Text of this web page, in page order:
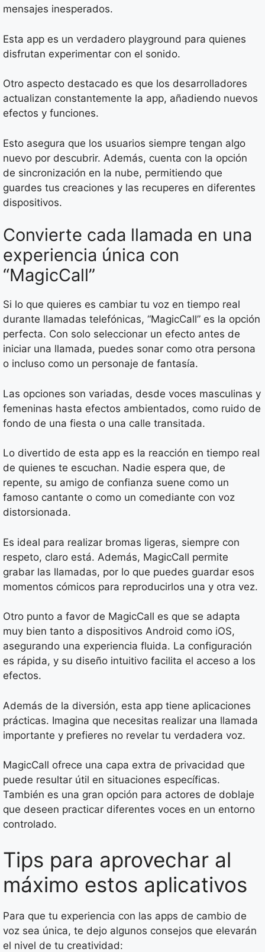
mensajes inesperados.
Esta app es un verdadero playground para quienes
disfrutan experimentar con el sonido.
Otro aspecto destacado es que los desarrolladores
actualizan constantemente la app, añadiendo nuevos
efectos y funciones.
Esto asegura que los usuarios siempre tengan algo
nuevo por descubrir. Además, cuenta con la opción
de sincronización en la nube, permitiendo que
guardes tus creaciones y las recuperes en diferentes
dispositivos.
Convierte cada llamada en una
experiencia única con
“MagicCall”
Si lo que quieres es cambiar tu voz en tiempo real
durante llamadas telefónicas, “MagicCall” es la opción
perfecta. Con solo seleccionar un efecto antes de
iniciar una llamada, puedes sonar como otra persona
o incluso como un personaje de fantasía.
Las opciones son variadas, desde voces masculinas y
femeninas hasta efectos ambientados, como ruido de
fondo de una fiesta o una calle transitada.
Lo divertido de esta app es la reacción en tiempo real
de quienes te escuchan. Nadie espera que, de
repente, su amigo de confianza suene como un
famoso cantante o como un comediante con voz
distorsionada.
Es ideal para realizar bromas ligeras, siempre con
respeto, claro está. Además, MagicCall permite
grabar las llamadas, por lo que puedes guardar esos
momentos cómicos para reproducirlos una y otra vez.
Otro punto a favor de MagicCall es que se adapta
muy bien tanto a dispositivos Android como iOS,
asegurando una experiencia fluida. La configuración
es rápida, y su diseño intuitivo facilita el acceso a los
efectos.
Además de la diversión, esta app tiene aplicaciones
prácticas. Imagina que necesitas realizar una llamada
importante y prefieres no revelar tu verdadera voz.
MagicCall ofrece una capa extra de privacidad que
puede resultar útil en situaciones específicas.
También es una gran opción para actores de doblaje
que deseen practicar diferentes voces en un entorno
controlado.
Tips para aprovechar al
máximo estos aplicativos
Para que tu experiencia con las apps de cambio de
voz sea única, te dejo algunos consejos que elevarán
el nivel de tu creatividad: